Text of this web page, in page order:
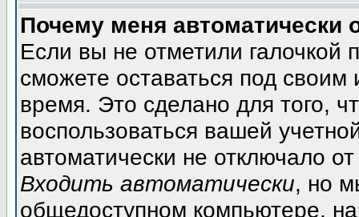
Почему меня автоматически
Если вы не отметили галочкой
сможете оставаться под
время. Это сделано для того,
воспользоваться вашей
автоматически не отключало
Входить автоматически, но
общедоступном компьютере,